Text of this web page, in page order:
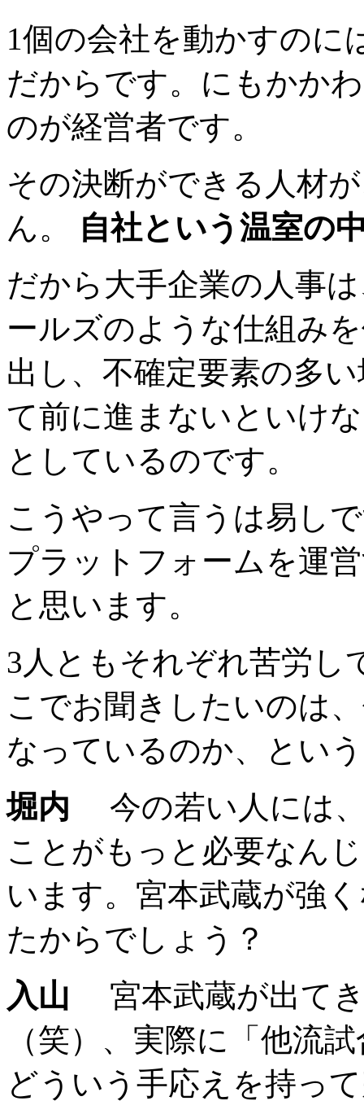
1個の会社を動かすのに
だからです。にもかか
のが経営者です。
その決断ができる人材
ん。
自社という温室の
だから大手企業の人事
ールズのような仕組み
出し、不確定要素の多
て前に進まないといけ
としているのです。
こうやって言うは易し
プラットフォームを運
と思います。
3人ともそれぞれ苦労し
こでお聞きしたいのは
なっているのか、とい
堀内 今の若い人には
ことがもっと必要なん
います。宮本武蔵が強
たからでしょう？
入山 宮本武蔵が出て
（笑）、実際に「他流
どういう手応えを持っ